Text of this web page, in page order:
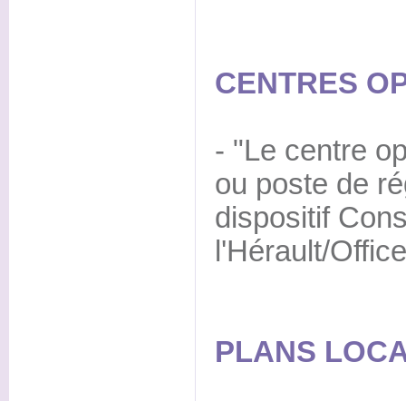
CENTRES
- "Le centre
ou poste de
dispositif
l'Hérault/
PLANS